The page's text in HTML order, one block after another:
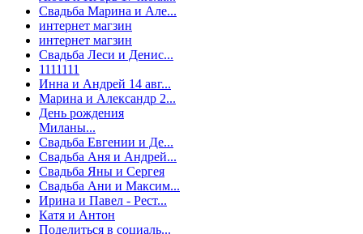
Свадьба Марина и Але...
интернет магзин
интернет магзин
Свадьба Леси и Денис...
1111111
Инна и Андрей 14 авг...
Марина и Александр 2...
День рождения
Миланы...
Свадьба Евгении и Де...
Свадьба Аня и Андрей...
Свадьба Яны и Сергея
Свадьба Ани и Максим...
Ирина и Павел - Рест...
Катя и Антон
Поделиться в социаль...